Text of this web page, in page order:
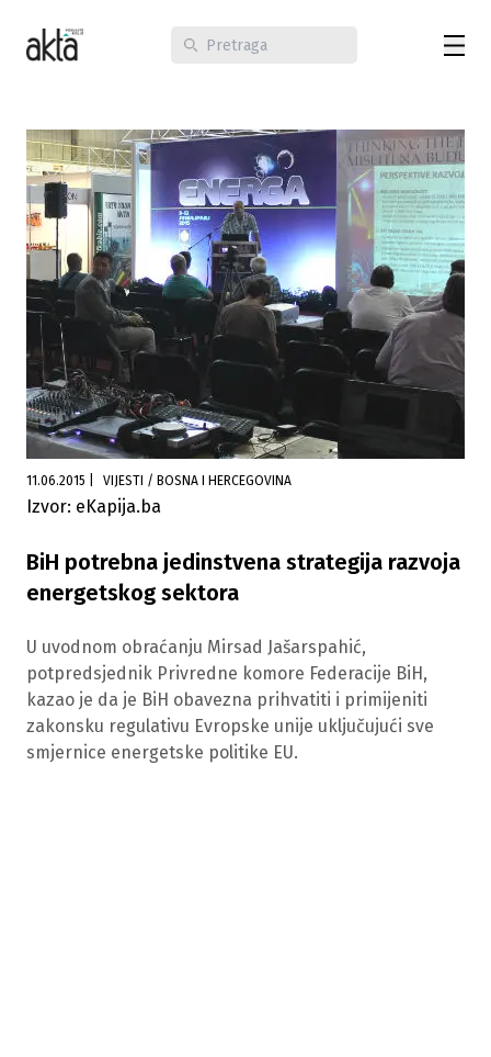
11.06.2015 VIJESTI / BOSNA I HERCEGOVINA
Izvor: eKapija.ba
BiH potrebna jedinstvena strategija razvoja
energetskog sektora
U uvodnom obraćanju Mirsad Jašarspahić,
potpredsjednik Privredne komore Federacije BiH,
kazao je da je BiH obavezna prihvatiti i primijeniti
zakonsku regulativu Evropske unije uključujući sve
smjernice energetske politike EU.